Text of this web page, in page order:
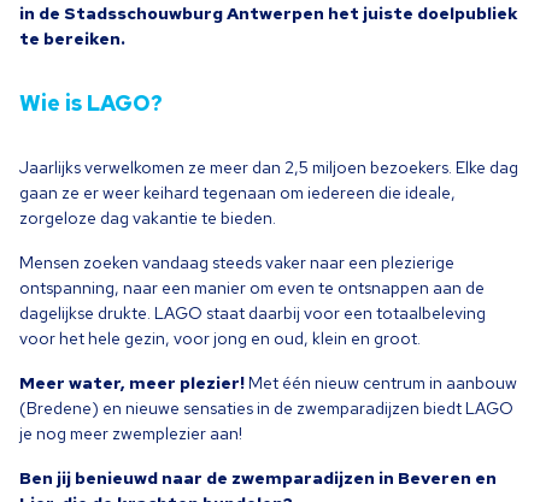
in de Stadsschouwburg Antwerpen het juiste doelpubliek
te bereiken.
Wie is LAGO?
Jaarlijks verwelkomen ze meer dan 2,5 miljoen bezoekers. Elke dag
gaan ze er weer keihard tegenaan om iedereen die ideale,
zorgeloze dag vakantie te bieden.
Mensen zoeken vandaag steeds vaker naar een plezierige
ontspanning, naar een manier om even te ontsnappen aan de
dagelijkse drukte. LAGO staat daarbij voor een totaalbeleving
voor het hele gezin, voor jong en oud, klein en groot.
Meer water, meer plezier!Met één nieuw centrum in aanbouw
(Bredene) en nieuwe sensaties in de zwemparadijzen biedtLAGO
je nog meer zwemplezier aan!
Ben jij benieuwd naar de zwemparadijzen in Beveren en